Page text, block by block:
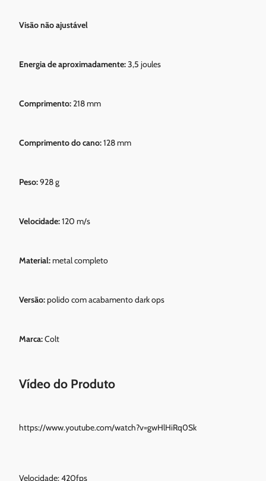
Visão não ajustável
Energia de aproximadamente:3,5 joules
Comprimento:218 mm
Comprimento do cano:128 mm
Peso:928 g
Velocidade:120 m/s
Material:metal completo
Versão:polido com acabamento dark ops
Marca:Colt
Vídeo do Produto
https://www.youtube.com/watch?v=gwHlHiRq0Sk
Velocidade: 420fps